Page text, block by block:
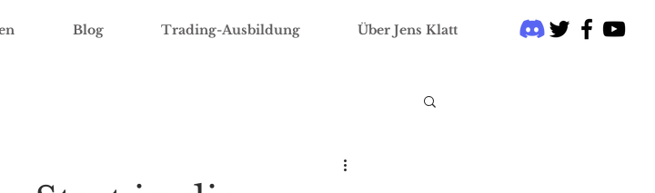
Blog Trading-Ausbildung Über Jens Klatt